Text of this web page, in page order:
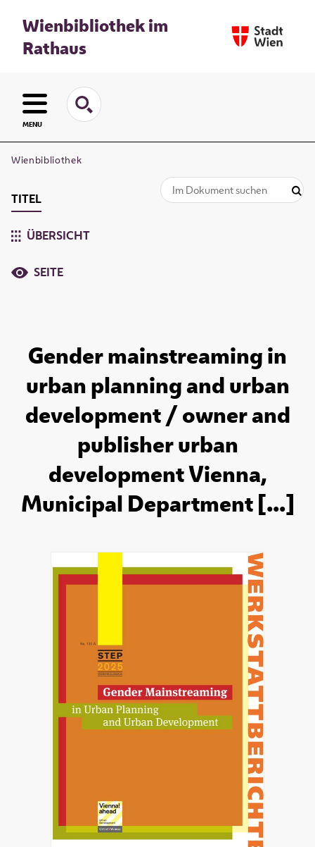
Wienbibliothek im
Rathaus
MENU
Wienbibliothek
TITEL
ÜBERSICHT
SEITE
Gender mainstreaming in
urban planning and urban
development / owner and
publisher urban
development Vienna,
Municipal Department [...]